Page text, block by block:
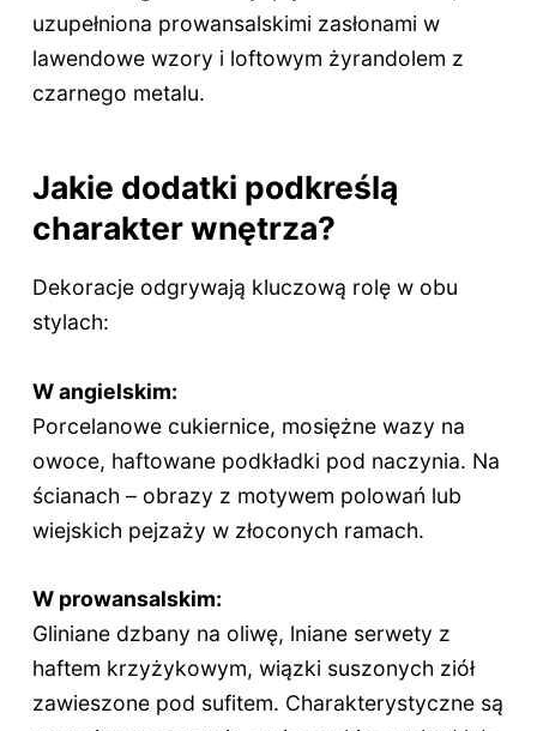
uzupełniona prowansalskimi zasłonami w
lawendowe wzory i loftowym żyrandolem z
czarnego metalu.
Jakie dodatki podkreślą
charakter wnętrza?
Dekoracje odgrywają kluczową rolę w obu
stylach:
W angielskim:
Porcelanowe cukiernice, mosiężne wazy na
owoce, haftowane podkładki pod naczynia. Na
ścianach – obrazy z motywem polowań lub
wiejskich pejzaży w złoconych ramach.
W prowansalskim:
Gliniane dzbany na oliwę, lniane serwety z
haftem krzyżykowym, wiązki suszonych ziół
zawieszone pod sufitem. Charakterystyczne są